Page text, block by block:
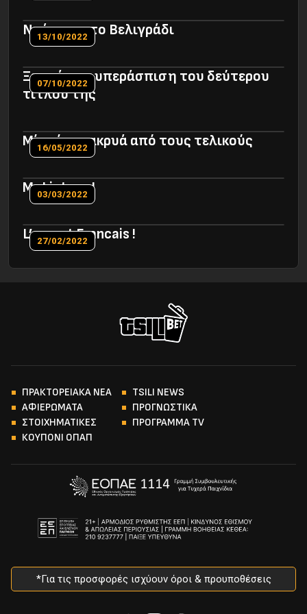
Ντέρμπι στο Βελιγράδι
13/10/2022
Ξεκινά την υπεράσπιση του δεύτερου
τίτλου της
07/10/2022
Μία νίκη μακρυά από τους τελικούς
16/05/2022
Mr.Lietuva !
03/03/2022
L’amant Francais !
27/02/2022
ΠΡΑΚΤΟΡΕΙΑΚΑ ΝΕΑ
TSILI NEWS
ΑΦΙΕΡΩΜΑΤΑ
ΠΡΟΓΝΩΣΤΙΚΑ
ΣΤΟΙΧΗΜΑΤΙΚΕΣ
ΠΡΟΓΡΑΜΜΑ TV
ΚΟΥΠΟΝΙ ΟΠΑΠ
*Για τις προσφορές ισχύουν όροι & προυποθέσεις